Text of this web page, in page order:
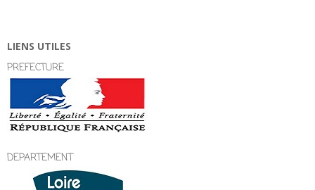
LIENS UTILES
PREFECTURE
DEPARTEMENT